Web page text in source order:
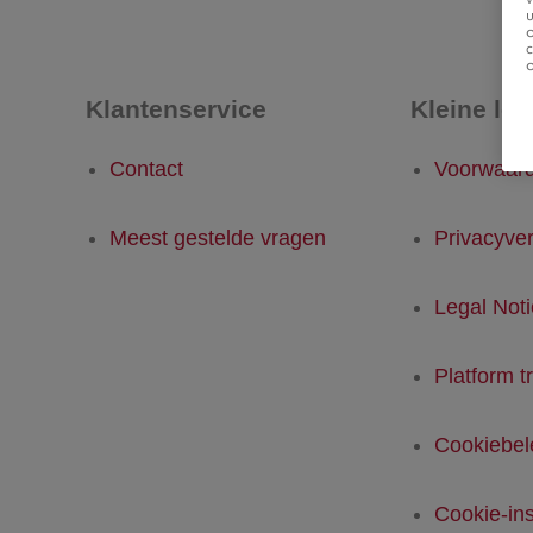
Klantenservice
Contact
Meest gestelde vragen
Kleine
Legal
Platform
Cookie-